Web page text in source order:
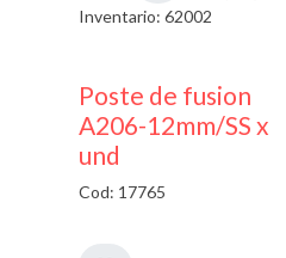
Inventario: 62002
Poste de fusion
A206-12mm/SS x
und
Cod: 17765